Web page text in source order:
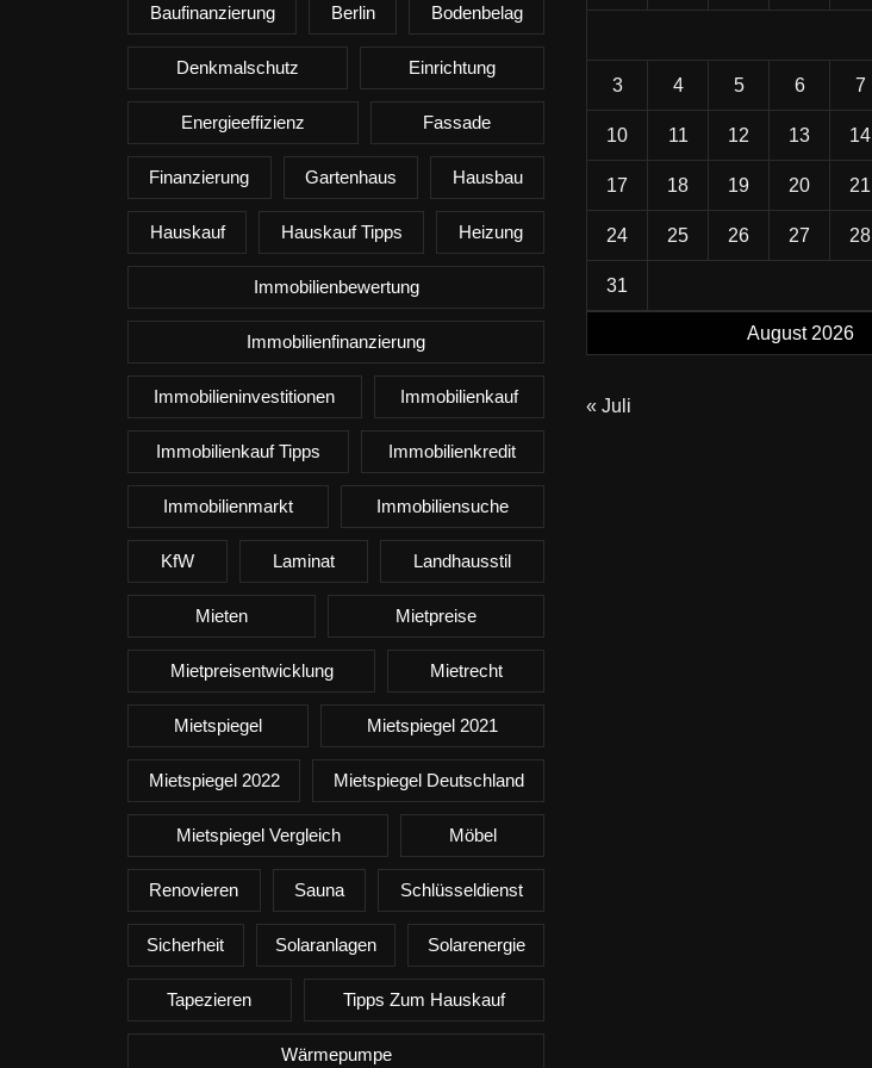
Baufinanzierung Berlin Bodenbelag
Denkmalschutz Einrichtung
Energieeffizienz Fassade
Finanzierung Gartenhaus Hausbau
Hauskauf Hauskauf Tipps Heizung
Immobilienbewertung
Immobilienfinanzierung
Immobilieninvestitionen Immobilienkauf
Immobilienkauf Tipps Immobilienkredit
Immobilienmarkt Immobiliensuche
KfW Laminat Landhausstil
Mieten Mietpreise
Mietpreisentwicklung Mietrecht
Mietspiegel Mietspiegel 2021
Mietspiegel 2022 Mietspiegel Deutschland
Mietspiegel Vergleich Möbel
Renovieren Sauna Schlüsseldienst
Sicherheit Solaranlagen Solarenergie
Tapezieren Tipps Zum Hauskauf
Wärmepumpe
August 2026
3 4 5 6 7
10 11 12 13 14
17 18 19 20 21
24 25 26 27 28
31
« Juli